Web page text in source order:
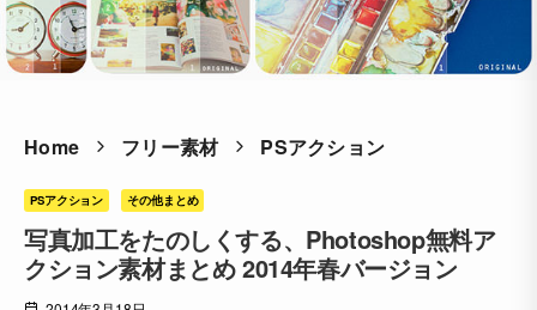
Home フリー素材 PSアクション
PSアクション その他まとめ
写真加工をたのしくする、Photoshop無料ア
クション素材まとめ 2014年春バージョン